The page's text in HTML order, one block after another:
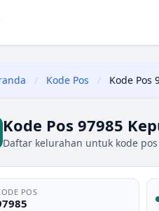
/ Kode Pos / Kode Pos
Kode Pos 97985
Daftar kelurahan untuk kode
POS